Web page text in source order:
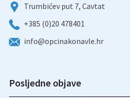
Trumbićev put 7, Cavtat
+385 (0)20 478401
info@opcinakonavle.hr
Posljedne objave